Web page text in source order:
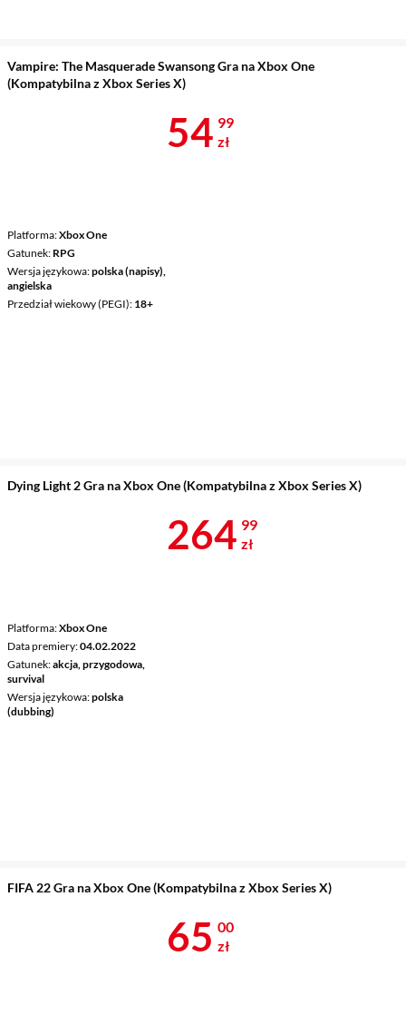
Vampire: The Masquerade Swansong Gra na Xbox One
(Kompatybilna z Xbox Series X)
Platforma Xbox One
Gatunek RPG
Wersja językowa polska (napisy),
angielska
Przedział wiekowy (PEGI) 18+
Cena 54,99
54 99
zł
Dying Light 2 Gra na Xbox One (Kompatybilna z Xbox Series X)
Platforma Xbox One
Data premiery 04.02.2022
Gatunek akcja, przygodowa,
survival
Wersja językowa polska
(dubbing)
Cena 264,99
264 99
zł
FIFA 22 Gra na Xbox One (Kompatybilna z Xbox Series X)
Cena 65 zł
65 00
zł